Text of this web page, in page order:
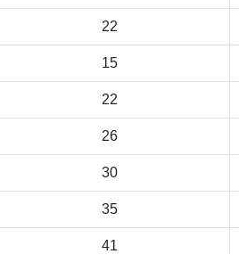
22
15
22
26
30
35
41